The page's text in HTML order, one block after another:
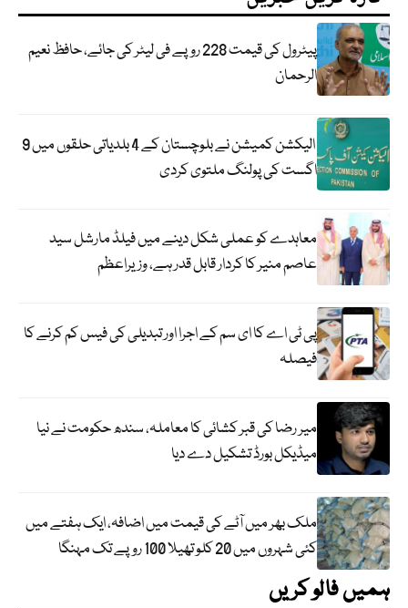
پیٹرول کی قیمت 228 روپے فی لیٹر کی جائے، حافظ نعیم
الرحمان
الیکشن کمیشن نے بلوچستان کے 4 بلدیاتی حلقوں میں 9
اگست کی پولنگ ملتوی کردی
معاہدے کو عملی شکل دینے میں فیلڈ مارشل سید
عاصم منیر کا کردار قابل قدر ہے، وزیراعظم
پی ٹی اے کا ای سم کے اجرا اور تبدیلی کی فیس کم کرنے کا
فیصلہ
میر رضا کی قبر کشائی کا معاملہ، سندھ حکومت نے نیا
میڈیکل بورڈ تشکیل دے دیا
ملک بھر میں آٹے کی قیمت میں اضافہ، ایک ہفتے میں
کئی شہروں میں 20 کلو تھیلا 100 روپے تک مہنگا
ہمیں فالو کریں